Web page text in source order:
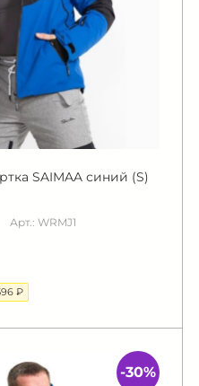
SAIMAA синий (S)
Арт.: WRMJ1
₽
-30%